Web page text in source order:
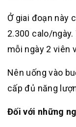
Ở giai đoạn này
2.300 calo/
mỗi ngày 2 viên
Nên uống vào
cấp đủ năng
Đối với những